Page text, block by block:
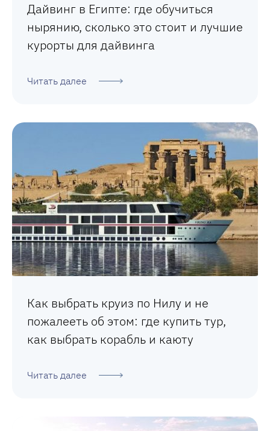
Дайвинг в Египте: где обучиться
нырянию, сколько это стоит и лучшие
курорты для дайвинга
Читать далее
Как выбрать круиз по Нилу и не
пожалееть об этом: где купить тур,
как выбрать корабль и каюту
Читать далее